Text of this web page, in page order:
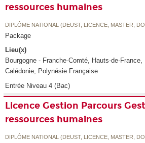
ressources humaines
DIPLÔME NATIONAL (DEUST, LICENCE, MASTER,
Package
Lieu(x)
Bourgogne - Franche-Comté, Hauts-de-
Calédonie, Polynésie Française
Entrée Niveau 4 (Bac)
Licence Gestion Parcours
ressources humaines
DIPLÔME NATIONAL (DEUST, LICENCE, MASTER,